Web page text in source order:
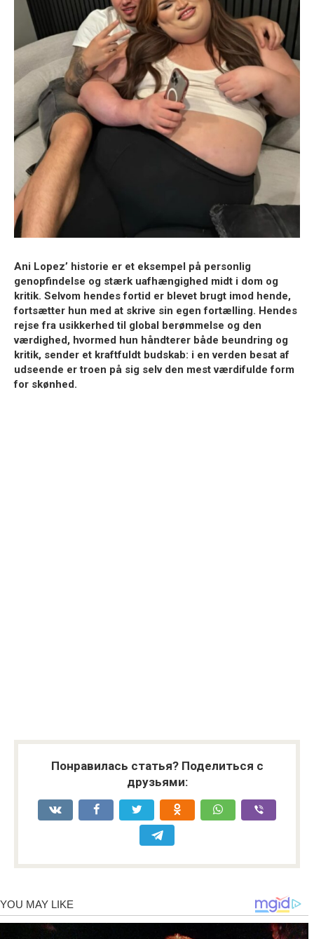
Ani Lopez’ historie er et eksempel på personlig
genopfindelse og stærk uafhængighed midt i dom og
kritik. Selvom hendes fortid er blevet brugt imod hende,
fortsætter hun med at skrive sin egen fortælling. Hendes
rejse fra usikkerhed til global berømmelse og den
værdighed, hvormed hun håndterer både beundring og
kritik, sender et kraftfuldt budskab: i en verden besat af
udseende er troen på sig selv den mest værdifulde form
for skønhed.
Понравилась статья? Поделиться с
друзьями: